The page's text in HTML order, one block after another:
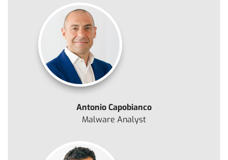
Antonio Capobianco
Malware Analyst